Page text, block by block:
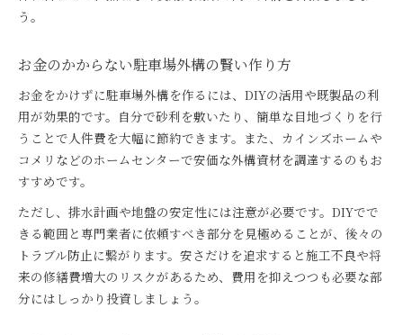
う。
お金のかからない駐車場外構の賢い作り方
お金をかけずに駐車場外構を作るには、DIYの活用や既製品の利
用が効果的です。自分で砂利を敷いたり、簡単な目地づくりを行
うことで人件費を大幅に節約できます。また、カインズホームや
コメリなどのホームセンターで安価な外構資材を調達するのもお
すすめです。
ただし、排水計画や地盤の安定性には注意が必要です。DIYでで
きる範囲と専門業者に依頼すべき部分を見極めることが、後々の
トラブル防止に繋がります。安さだけを追求すると施工不良や将
来の修繕費増大のリスクがあるため、費用を抑えつつも必要な部
分にはしっかり投資しましょう。